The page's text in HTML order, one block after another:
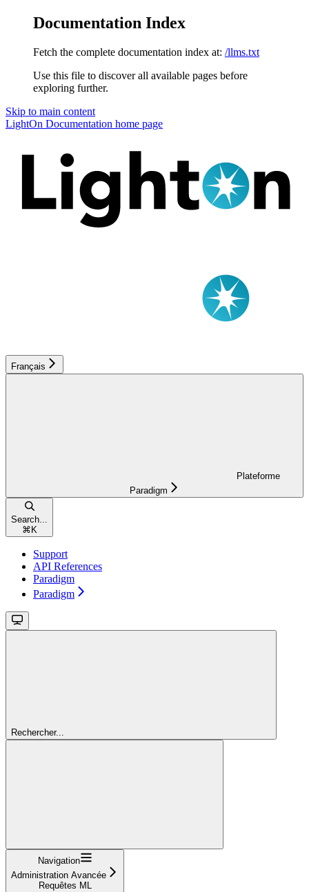
Documentation Index
Fetch the complete documentation index at: /llms.txt
Use this file to discover all available pages before
exploring further.
Skip to main content
LightOn Documentation home page
Français
Plateforme
Paradigm
Search...
⌘ K
Support
API References
Paradigm
Paradigm
Rechercher...
Navigation
Administration Avancée
Requêtes ML